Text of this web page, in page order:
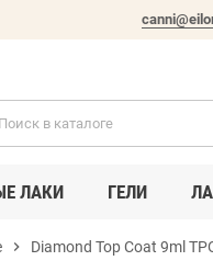
ЛАКИ ГЕЛИ
chevron_right Diamond Top Coat 9ml